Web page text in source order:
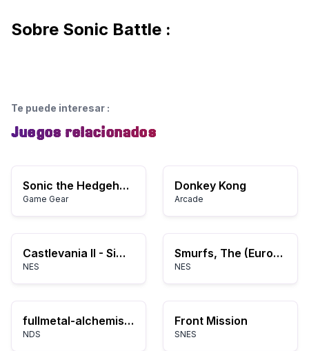
Sobre Sonic Battle :
Te puede interesar :
Juegos relacionados
Sonic the Hedgehog 2
Game Gear
Donkey Kong
Arcade
Castlevania II - Simon's Quest (Europe)
NES
Smurfs, The (Europe)
NES
fullmetal-alchemist-trading-card-game
NDS
Front Mission
SNES